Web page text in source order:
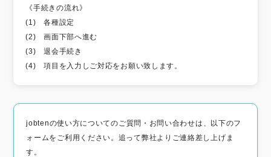
《手続きの流れ》
(1) 各種設定
(2) 画面下部へ進む
(3) 退会手続き
(4) 項目を入力しご対応をお願い致します。
jobtenの使い方についてのご質問・お問い合わせは、以下のフ
ォームをご利用ください。追って弊社よりご連絡差し上げま
す。